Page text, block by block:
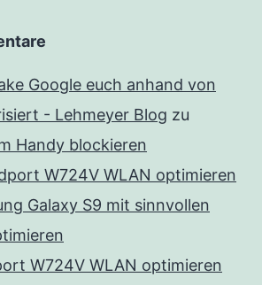
Google euch anhand von
- Lehmeyer Blog zu
Handy blockieren
W724V WLAN optimieren
Galaxy S9 mit sinnvollen
W724V WLAN optimieren